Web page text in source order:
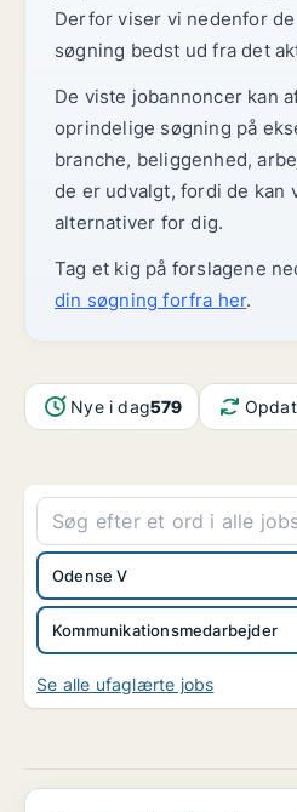
Derfor viser vi nedenfor
søgning bedst ud fra det
De viste jobannoncer kan
oprindelige søgning på
branche, beliggenhed,
de er udvalgt, fordi de kan
alternativer for dig.
Tag et kig på forslagene
din søgning forfra her.
Nye i dag579
Kommunikationsmedarbejder
Odense V
Se alle ufaglærte jobs
Kommunikationskonsulent i